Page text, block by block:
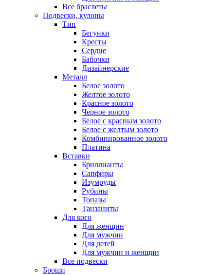
Все браслеты
Подвески, кулоны
Тип
Бегунки
Кресты
Сердце
Бабочки
Дизайнерские
Металл
Белое золото
Желтое золото
Красное золото
Черное золото
Белое с красным золото
Белое с желтым золото
Комбинированное золото
Платина
Вставки
Бриллианты
Сапфиры
Изумруды
Рубины
Топазы
Танзаниты
Для кого
Для женщин
Для мужчин
Для детей
Для мужчин и женщин
Все подвески
Броши